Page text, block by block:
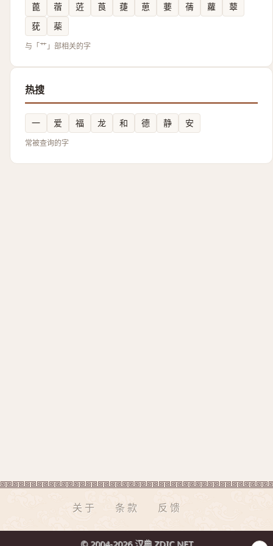
蓖 蓿 菦 莨 蓵 葸 葽 蒨 蘿
䕜
莸
䓱
与「艹」部相关的字
热搜
一 爱 福 龙 和 德 静 安
常被查询的字
关于 条款 反馈